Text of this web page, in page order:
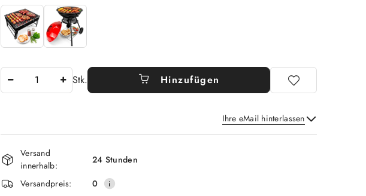
Stk. Hinzufügen
Ihre eMail hinterlassen
Senden
Verfügbarkeit
und
lieferung
Versand
innerhalb:
24 Stunden
Versandpreis:
0